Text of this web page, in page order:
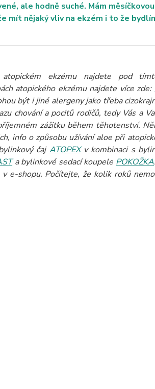
ale hodně suché. Mám
mít nějaký vliv na ekzém i to že
ekzému najdete pod
atopického ekzému najdete více zde:
být i jiné alergeny jako třeba
chování a pocitů rodičů, tedy Vás a
zážitku během těhotenství.
info o způsobu užívání aloe při
čaj ATOPEXv kombinaci s
a bylinkové sedací koupele POKOŽKA.
e-shopu. Počítejte, že kolik roků